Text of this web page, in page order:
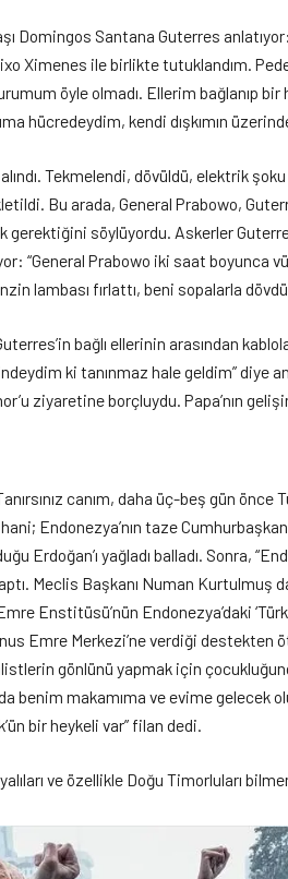
Domingos Santana Guterres
Ximenes ile birlikte tutuklandım.
öyle olmadı. Ellerim bağlanıp
hücredeydim, kendi dışkımın
Tekmelendi, dövüldü, elektrik
Bu arada, General Prabowo,
söylüyordu. Askerler
“General Prabowo iki saat boyunca
lambası fırlattı, beni sopalarla
bağlı ellerinin arasından
ki tanınmaz hale geldim” diye
ziyaretine borçluydu. Papa’nın
canım, daha üç-beş gün önce
hani; Endonezya’nın taze
Erdoğan’ı yağladı balladı. Sonra,
Meclis Başkanı Numan Kurtulmuş
Enstitüsü’nün Endonezya’daki
Emre Merkezi’ne verdiği destekten
gönlünü yapmak için
benim makamıma ve evime gelecek
bir heykeli var” filan dedi.
ve özellikle Doğu Timorluları